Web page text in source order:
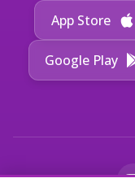
App Store
Google Play